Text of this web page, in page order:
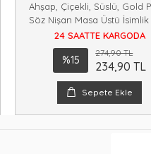
Ahşap, Çiçekli, Süslü, Gold
Söz Nişan Masa Üstü İsimlik
Renk
24 SAATTE KARGODA
%15
274,90 TL
234,90 TL
Sepete Ekle